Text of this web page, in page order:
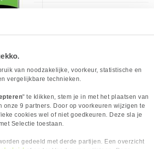
van noodzakelijke, voorkeur, statistische en
vergelijkbare technieken.
" te klikken, stem je in met het plaatsen van
onze 9 partners. Door op voorkeuren wijzigen te
cookies wel of niet goedkeuren. Deze sla je
Selectie toestaan.
gedeeld met derde partijen. Een overzicht
September 2014
60 maanden
CAT6
RJ45 male x1
RJ45 male x1
RJ45
Gold plated
5 m
204,90